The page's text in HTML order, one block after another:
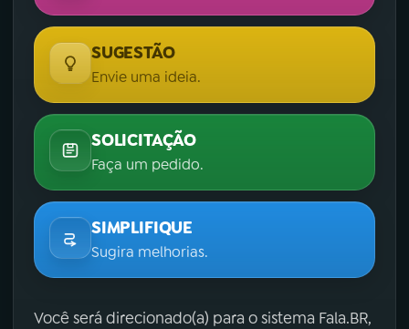
SUGESTÃO
Envie uma ideia.
SOLICITAÇÃO
Faça um pedido.
SIMPLIFIQUE
Sugira melhorias.
Você será direcionado(a) para o sistema Fala.BR,